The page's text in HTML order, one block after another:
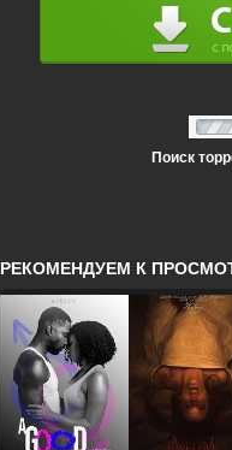
Поиск
РЕКОМЕНДУЕМ К